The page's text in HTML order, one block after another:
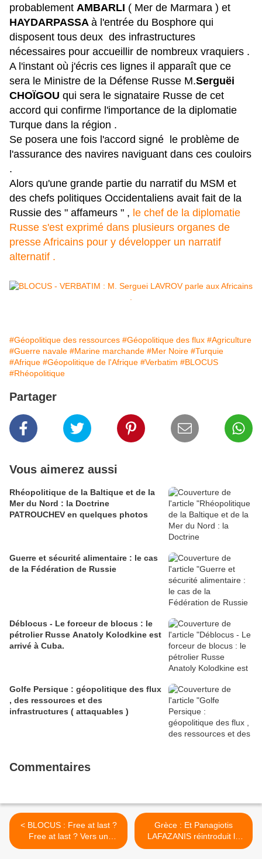
probablement AMBARLI ( Mer de Marmara ) et
HAYDARPASSA à l'entrée du Bosphore qui
disposent tous deux des infrastructures
nécessaires pour accueillir de nombreux vraquiers .
A l'instant où j'écris ces lignes il apparaît que ce
sera le Ministre de la Défense Russe M.Serguëi
CHOÏGOU qui sera le signataire Russe de cet
accord qui confirme l'importance de la diplomatie
Turque dans la région .
Se posera une fois l'accord signé le problème de
l'assurance des navires naviguant dans ces couloirs
.
Alors qu'une grande partie du narratif du MSM et
des chefs politiques Occidentaliens avait fait de la
Russie des " affameurs " , le chef de la diplomatie
Russe s'est exprimé dans plusieurs organes de
presse Africains pour y développer un narratif
alternatif .
#Géopolitique des ressources #Géopolitique des flux #Agriculture
#Guerre navale #Marine marchande #Mer Noire #Turquie
#Afrique #Géopolitique de l'Afrique #Verbatim #BLOCUS
#Rhéopolitique
Partager
Vous aimerez aussi
Rhéopolitique de la Baltique et de la
Mer du Nord : la Doctrine
PATROUCHEV en quelques photos
Guerre et sécurité alimentaire : le cas
de la Fédération de Russie
Déblocus - Le forceur de blocus : le
pétrolier Russe Anatoly Kolodkine est
arrivé à Cuba.
Golfe Persique : géopolitique des flux
, des ressources et des
infrastructures ( attaquables )
Commentaires
< BLOCUS : Free at last ?
Free at last ? Vers un
déblocage des exportations
Grèce : Et Panagiotis
LAFAZANIS réintroduit la
lette " Z " qui signifie ... >